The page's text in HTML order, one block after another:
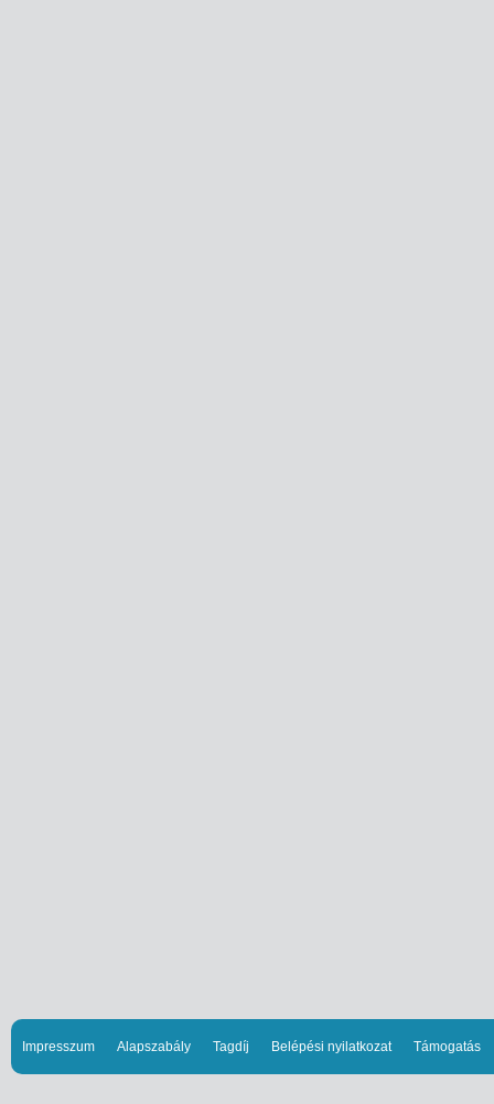
Impresszum Alapszabály Tagdíj Belépési nyilatkozat Támogatás